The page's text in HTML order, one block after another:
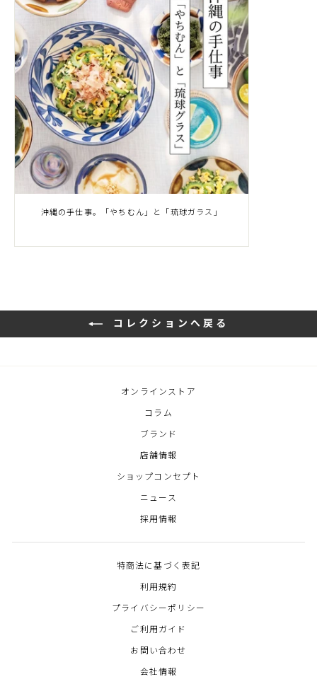
沖縄の手仕事。「やちむん」と「琉球ガラス」
コレクションへ戻る
オンラインストア
コラム
ブランド
店舗情報
ショップコンセプト
ニュース
採用情報
特商法に基づく表記
利用規約
プライバシーポリシー
ご利用ガイド
お問い合わせ
会社情報